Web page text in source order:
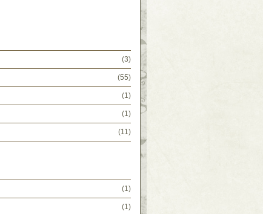
(3)
(55)
(1)
(1)
(11)
(1)
(1)